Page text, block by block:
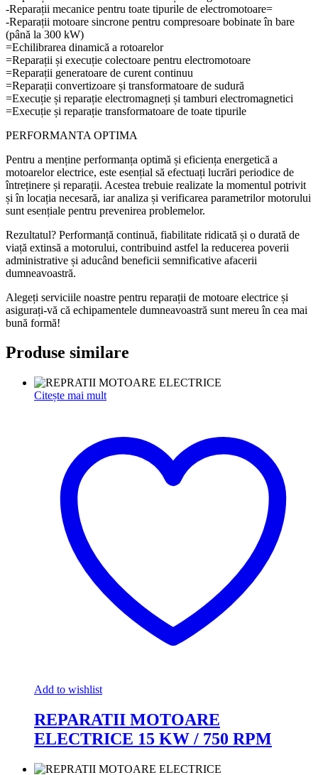
-Reparații mecanice pentru toate tipurile de electromotoare=
-Reparații motoare sincrone pentru compresoare bobinate în bare
(până la 300 kW)
=Echilibrarea dinamică a rotoarelor
=Reparații și execuție colectoare pentru electromotoare
=Reparații generatoare de curent continuu
=Reparații convertizoare și transformatoare de sudură
=Execuție și reparație electromagneți și tamburi electromagnetici
=Execuție și reparație transformatoare de toate tipurile
PERFORMANTA OPTIMA
Pentru a menține performanța optimă și eficiența energetică a
motoarelor electrice, este esențial să efectuați lucrări periodice de
întreținere și reparații. Acestea trebuie realizate la momentul potrivit
și în locația necesară, iar analiza și verificarea parametrilor motorului
sunt esențiale pentru prevenirea problemelor.
Rezultatul? Performanță continuă, fiabilitate ridicată și o durată de
viață extinsă a motorului, contribuind astfel la reducerea poverii
administrative și aducând beneficii semnificative afacerii
dumneavoastră.
Alegeți serviciile noastre pentru reparații de motoare electrice și
asigurați-vă că echipamentele dumneavoastră sunt mereu în cea mai
bună formă!
Produse similare
Citește mai mult
Add to wishlist
REPARATII MOTOARE
ELECTRICE 15 KW / 750 RPM